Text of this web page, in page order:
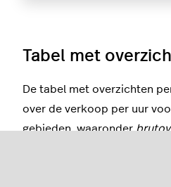
Tabel met
De tabel met overzichten
over de verkoop per uur
gebieden, waaronder